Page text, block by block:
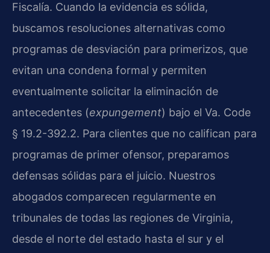
Fiscalía. Cuando la evidencia es sólida,
buscamos resoluciones alternativas como
programas de desviación para primerizos, que
evitan una condena formal y permiten
eventualmente solicitar la eliminación de
antecedentes (expungement) bajo el Va. Code
§ 19.2-392.2. Para clientes que no califican para
programas de primer ofensor, preparamos
defensas sólidas para el juicio. Nuestros
abogados comparecen regularmente en
tribunales de todas las regiones de Virginia,
desde el norte del estado hasta el sur y el